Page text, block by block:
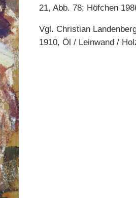
21, Abb. 78; Höfchen
Vgl. Christian
1910, Öl / Leinwand /